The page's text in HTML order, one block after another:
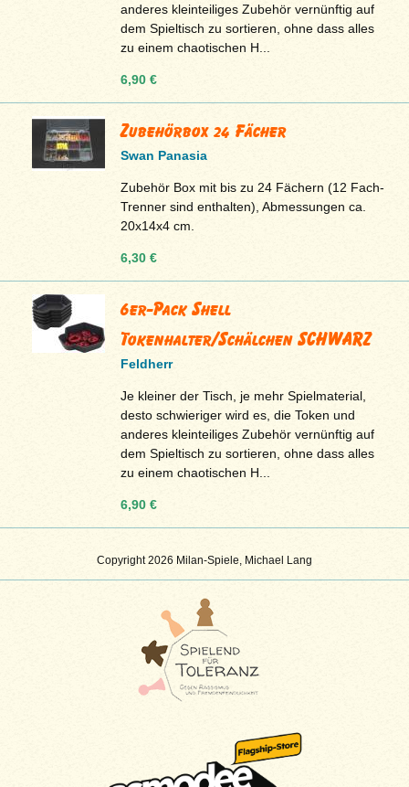
Copyright 2026 Milan-Spiele, Michael Lang
anderes kleinteiliges Zubehör vernünftig auf
dem Spieltisch zu sortieren, ohne dass alles
zu einem chaotischen H...
6,90 €
Zubehörbox 24 Fächer
Swan Panasia
Zubehör Box mit bis zu 24 Fächern (12 Fach-
Trenner sind enthalten), Abmessungen ca.
20x14x4 cm.
6,30 €
6er-Pack Shell
Tokenhalter/Schälchen SCHWARZ
Feldherr
Je kleiner der Tisch, je mehr Spielmaterial,
desto schwieriger wird es, die Token und
anderes kleinteiliges Zubehör vernünftig auf
dem Spieltisch zu sortieren, ohne dass alles
zu einem chaotischen H...
6,90 €